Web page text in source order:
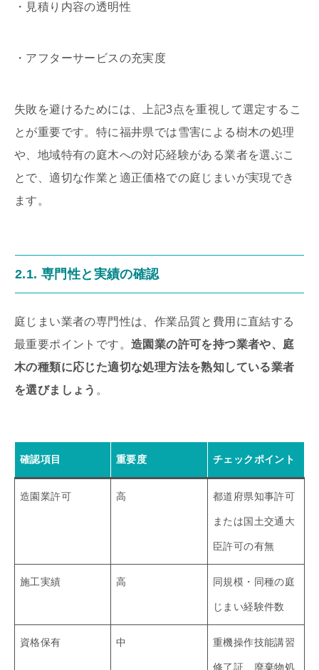
・見積り内容の透明性
・アフターサービスの充実度
失敗を避けるためには、上記3点を重視して選定するこ
とが重要です。特に福井県では雪害による樹木の処理
や、地域特有の庭木への対応経験がある業者を選ぶこ
とで、適切な作業と適正価格での庭じまいが実現でき
ます。
2.1. 専門性と実績の確認
庭じまい業者の専門性は、作業品質と費用に直結する
最重要ポイントです。 造園業の許可を持つ業者や、庭
木の種類に応じた適切な処理方法を熟知している業者
を選びましょう 。
確認項目 重要度 チェックポイント
造園業許可 高 都道府県知事許可
または国土交通大
臣許可の有無
施工実績 高 同規模・同種の庭
じまい経験件数
資格保有 中 重機操作技能講習
修了証、廃棄物処